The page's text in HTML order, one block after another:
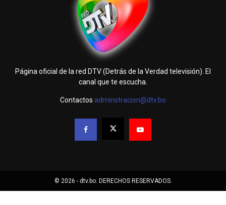
Página oficial de la red DTV (Detrás de la Verdad televisión). El
canal que te escucha.
Contactos adminstracion@dtv.bo
© 2026 - dtv.bo. DERECHOS RESERVADOS.